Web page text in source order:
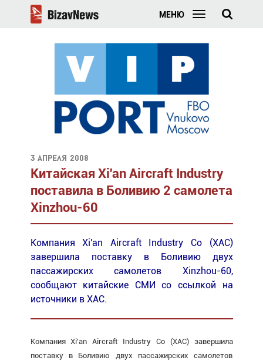
МЕНЮ
3 апреля 2008
Китайская Xi'an Aircraft Industry
поставила в Боливию 2 самолета
Xinzhou-60
Компания Xi'an Aircraft Industry Со (ХАС)
завершила поставку в Боливию двух
пассажирских самолетов Xinzhou-60,
сообщают китайские СМИ со ссылкой на
источники в ХАС.
Компания Xi'an Aircraft Industry Со (ХАС) завершила
поставку в Боливию двух пассажирских самолетов